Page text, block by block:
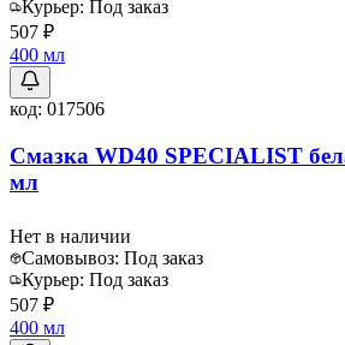
Курьер: Под заказ
507 ₽
400 мл
код: 017506
Смазка WD40 SPECIALIST
мл
Нет в наличии
Самовывоз: Под заказ
Курьер: Под заказ
507 ₽
400 мл